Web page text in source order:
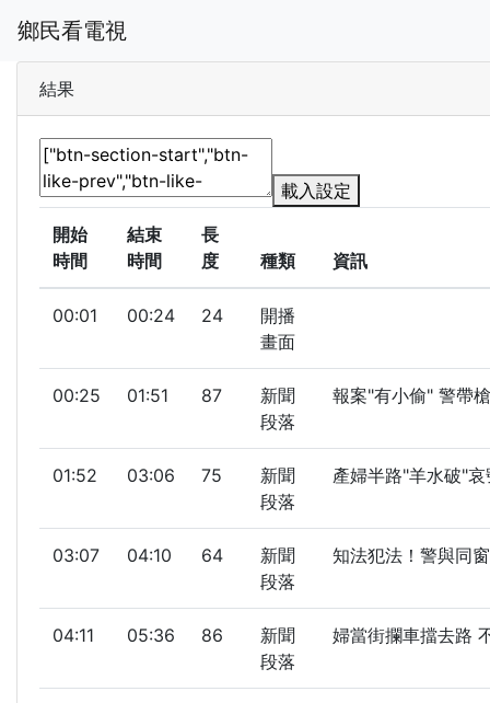
鄉民看電視
結果
載入設定
開始
時間
結束
時間
長
度
種類 資訊
00:01 00:24 24
開播
畫面
00:25 01:51 87
新聞
段落
報案"有小偷" 警帶
01:52 03:06 75
新聞
段落
產婦半路"羊水破"
03:07 04:10 64
新聞
段落
知法犯法！警與同
04:11 05:36 86
新聞
段落
婦當街攔車擋去路